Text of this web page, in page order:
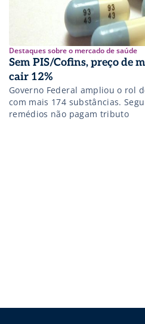
Destaques sobre o mercado de saúde
Sem PIS/Cofins, preço de
cair 12%
Governo Federal ampliou o rol
com mais 174 substâncias.
remédios não pagam tributo